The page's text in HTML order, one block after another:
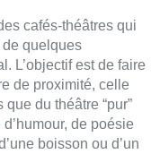
cafés-théâtres qui
quelques
L’objectif est de faire
de proximité, celle
du théâtre “pur”
de poésie
boisson ou d’un